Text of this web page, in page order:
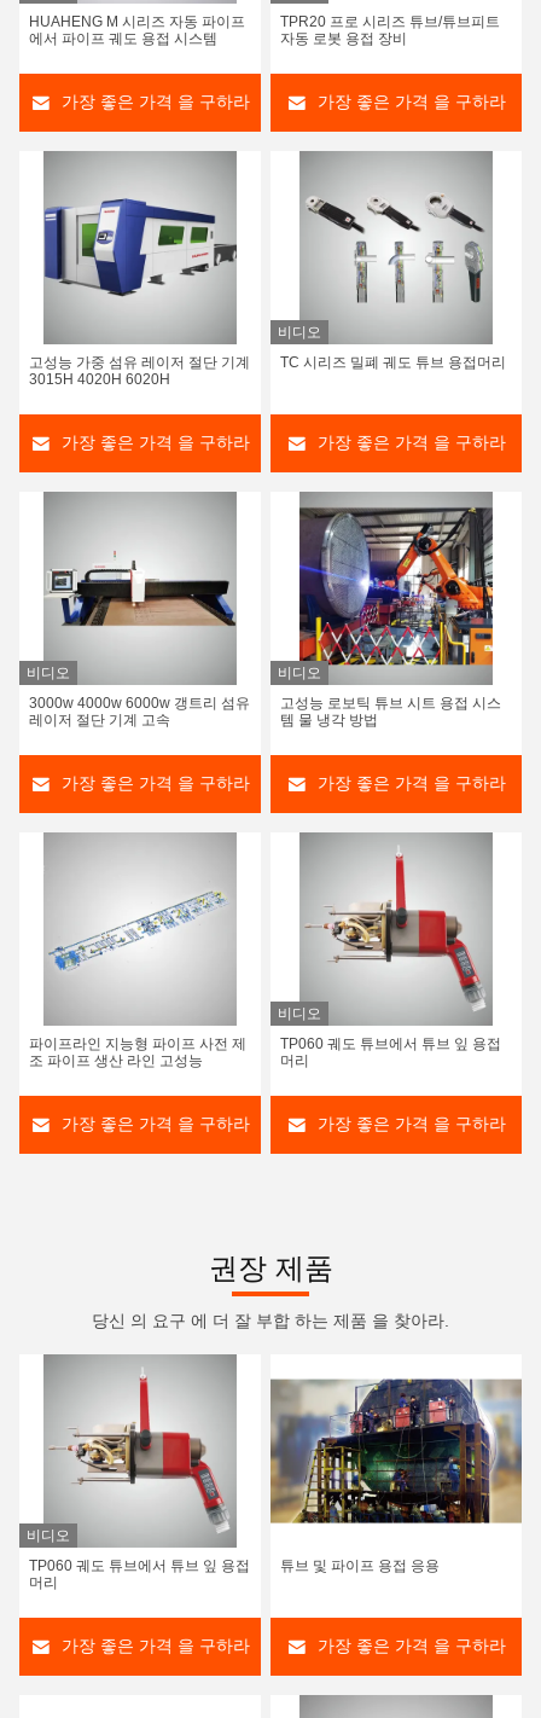
HUAHENG M 시리즈 자동 파이프
에서 파이프 궤도 용접 시스템
가장 좋은 가격 을 구하라
TPR20 프로 시리즈 튜브/튜브피트
자동 로봇 용접 장비
가장 좋은 가격 을 구하라
고성능 가중 섬유 레이저 절단 기계
3015H 4020H 6020H
가장 좋은 가격 을 구하라
비디오
TC 시리즈 밀폐 궤도 튜브 용접머리
가장 좋은 가격 을 구하라
비디오
3000w 4000w 6000w 갱트리 섬유
레이저 절단 기계 고속
가장 좋은 가격 을 구하라
비디오
고성능 로보틱 튜브 시트 용접 시스
템 물 냉각 방법
가장 좋은 가격 을 구하라
파이프라인 지능형 파이프 사전 제
조 파이프 생산 라인 고성능
가장 좋은 가격 을 구하라
비디오
TP060 궤도 튜브에서 튜브 잎 용접
머리
가장 좋은 가격 을 구하라
권장 제품
당신 의 요구 에 더 잘 부합 하는 제품 을 찾아라.
비디오
TP060 궤도 튜브에서 튜브 잎 용접
머리
가장 좋은 가격 을 구하라
튜브 및 파이프 용접 응용
가장 좋은 가격 을 구하라